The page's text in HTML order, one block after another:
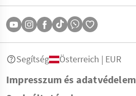
Impresszum és adatvédelem
Segítség Österreich | EUR